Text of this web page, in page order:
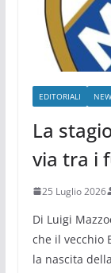
EDITORIALI
La
via tra i
25 Luglio 2026
Di Luigi
che il vecchio
la nascita della